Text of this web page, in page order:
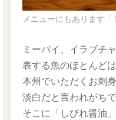
メニューにもあります「
ミーバイ、イラブチ
表する魚のほとんど
本州でいただくお刺
淡白だと言われがちで
そこに「しびれ醤油